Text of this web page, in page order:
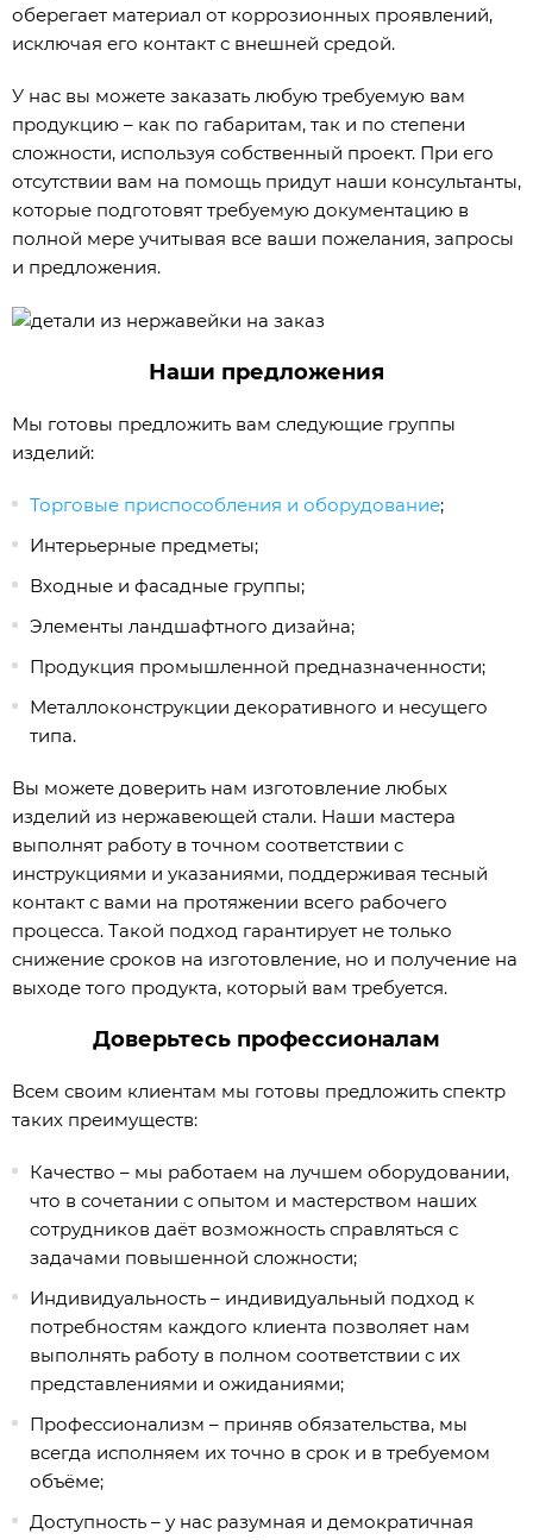
оберегает материал от коррозионных проявлений,
исключая его контакт с внешней средой.
У нас вы можете заказать любую требуемую вам
продукцию – как по габаритам, так и по степени
сложности, используя собственный проект. При его
отсутствии вам на помощь придут наши консультанты,
которые подготовят требуемую документацию в
полной мере учитывая все ваши пожелания, запросы
и предложения.
Наши предложения
Мы готовы предложить вам следующие группы
изделий:
Торговые приспособления и оборудование;
Интерьерные предметы;
Входные и фасадные группы;
Элементы ландшафтного дизайна;
Продукция промышленной предназначенности;
Металлоконструкции декоративного и несущего
типа.
Вы можете доверить нам изготовление любых
изделий из нержавеющей стали. Наши мастера
выполнят работу в точном соответствии с
инструкциями и указаниями, поддерживая тесный
контакт с вами на протяжении всего рабочего
процесса. Такой подход гарантирует не только
снижение сроков на изготовление, но и получение на
выходе того продукта, который вам требуется.
Доверьтесь профессионалам
Всем своим клиентам мы готовы предложить спектр
таких преимуществ:
Качество – мы работаем на лучшем оборудовании,
что в сочетании с опытом и мастерством наших
сотрудников даёт возможность справляться с
задачами повышенной сложности;
Индивидуальность – индивидуальный подход к
потребностям каждого клиента позволяет нам
выполнять работу в полном соответствии с их
представлениями и ожиданиями;
Профессионализм – приняв обязательства, мы
всегда исполняем их точно в срок и в требуемом
объёме;
Доступность – у нас разумная и демократичная